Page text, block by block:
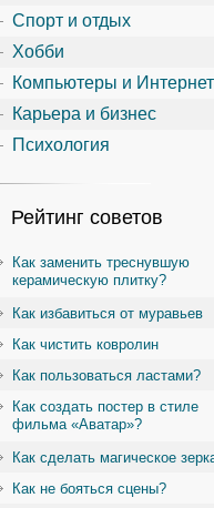
Спорт и отдых
Хобби
Компьютеры и Интернет
Карьера и бизнес
Психология
Рейтинг советов
Как заменить треснувшую
керамическую плитку?
Как избавиться от муравьев
Как чистить ковролин
Как пользоваться ластами?
Как создать постер в стиле
фильма «Аватар»?
Как сделать магическое
Как не бояться сцены?